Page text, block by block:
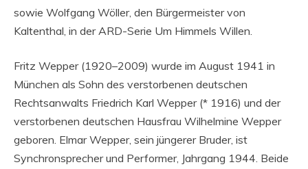
sowie Wolfgang Wöller, den Bürgermeister von
Kaltenthal, in der ARD-Serie Um Himmels Willen.
Fritz Wepper (1920–2009) wurde im August 1941 in
München als Sohn des verstorbenen deutschen
Rechtsanwalts Friedrich Karl Wepper (* 1916) und der
verstorbenen deutschen Hausfrau Wilhelmine Wepper
geboren. Elmar Wepper, sein jüngerer Bruder, ist
Synchronsprecher und Performer, Jahrgang 1944. Beide